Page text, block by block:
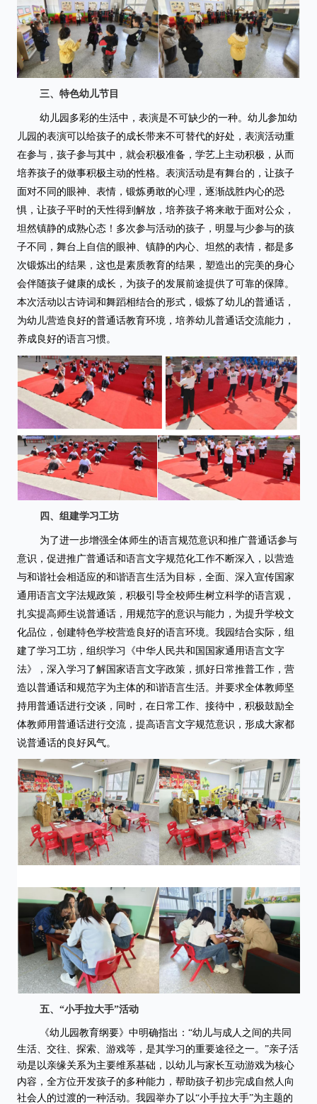
三、特色幼儿节目
幼儿园多彩的生活中，表演是不可缺少的一种。幼儿参加幼
儿园的表演可以给孩子的成长带来不可替代的好处，表演活动重
在参与，孩子参与其中，就会积极准备，学艺上主动积极，从而
培养孩子的做事积极主动的性格。表演活动是有舞台的，让孩子
面对不同的眼神、表情，锻炼勇敢的心理，逐渐战胜内心的恐
惧，让孩子平时的天性得到解放，培养孩子将来敢于面对公众，
坦然镇静的成熟心态！多次参与活动的孩子，明显与少参与的孩
子不同，舞台上自信的眼神、镇静的内心、坦然的表情，都是多
次锻炼出的结果，这也是素质教育的结果，塑造出的完美的身心
会伴随孩子健康的成长，为孩子的发展前途提供了可靠的保障。
本次活动 以古诗词和舞蹈相结合的形式， 锻炼了幼儿的普通话，
为幼儿营造良好的普通话教育环境，培养幼儿普通话交流能力，
养成良好的语言习惯。
四、组建学习工坊
为了进一步增强全体师生的语言规范意识和推广普通话参与
意识，促进推广普通话和语言文字规范化工作不断深入，以营造
与和谐社会相适应的和谐语言生活为目标，全面、深入宣传国家
通用语言文字法规政策，积极引导全校师生树立科学的语言观，
扎实提高师生说普通话，用规范字的意识与能力，为提升学校文
化品位，创建特色学校营造良好的语言环境。我园结合实际，组
建了学习工坊，组织学习《中华人民共和国国家通用语言文字
法》，深入学习了解国家语言文字政策，抓好日常推普工作，营
造以普通话和规范字为主体的和谐语言生活。并要求全体教师坚
持用普通话进行交谈，同时，在日常工作、接待中，积极鼓励全
体教师用普通话进行交流，提高语言文字规范意识，形成大家都
说普通话的良好风气。
五、“小手拉大手”活动
《幼儿园教育纲要》中明确指出：“幼儿与成人之间的共同
生活、交往、探索、游戏等，是其学习的重要途径之一。”亲子活
动是以亲缘关系为主要维系基础，以幼儿与家长互动游戏为核心
内容，全方位开发孩子的多种能力，帮助孩子初步完成自然人向
社会人的过渡的一种活动。我园举办了以“小手拉大手”为主题的